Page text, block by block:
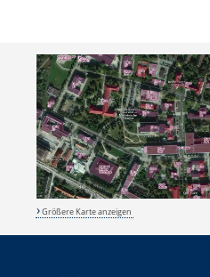
Größere Karte anzeigen